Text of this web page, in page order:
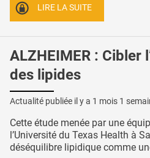
LIRE LA SUITE
ALZHEIMER : Cibler
des lipides
Actualité publiée il y a 1 mois 1
Cette étude menée par une
l’Université du Texas Health à
déséquilibre lipidique comme